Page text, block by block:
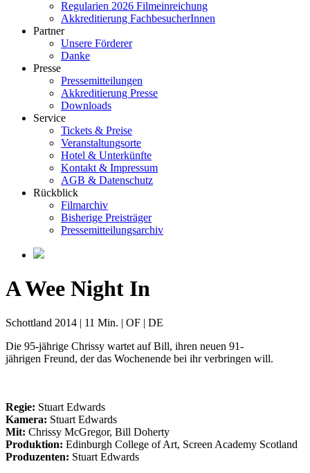
Regularien 2026 Filmeinreichung
Akkreditierung FachbesucherInnen
Partner
Unsere Förderer
Danke
Presse
Pressemitteilungen
Akkreditierung Presse
Downloads
Service
Tickets & Preise
Veranstaltungsorte
Hotel & Unterkünfte
Kontakt & Impressum
AGB & Datenschutz
Rückblick
Filmarchiv
Bisherige Preisträger
Pressemitteilungsarchiv
A Wee Night In
Schottland 2014 | 11 Min. | OF | DE
Die 95-jährige Chrissy wartet auf Bill, ihren neuen 91-
jährigen Freund, der das Wochenende bei ihr verbringen will.
Regie: Stuart Edwards
Kamera: Stuart Edwards
Mit: Chrissy McGregor, Bill Doherty
Produktion: Edinburgh College of Art, Screen Academy Scotland
Produzenten: Stuart Edwards